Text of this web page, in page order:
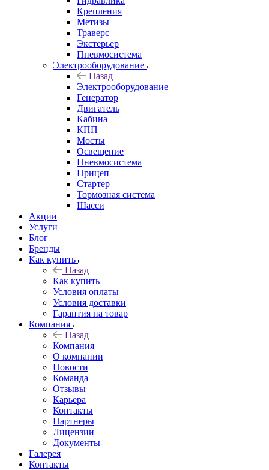
Крепления
Метизы
Траверс
Экстерьер
Пневмосистема
Электрооборудование
Назад
Электрооборудование
Генератор
Двигатель
Кабина
КПП
Мосты
Освещение
Пневмосистема
Прицеп
Стартер
Тормозная система
Шасси
Акции
Услуги
Блог
Бренды
Как купить
Назад
Как купить
Условия оплаты
Условия доставки
Гарантия на товар
Компания
Назад
Компания
О компании
Новости
Команда
Отзывы
Карьера
Контакты
Партнеры
Лицензии
Документы
Галерея
Контакты